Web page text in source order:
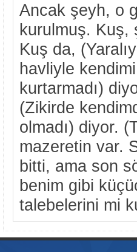
Ancak şeyh, o
kurulmuş. Kuş,
Kuş da,
havliyle
kurtarmadı)
(Zikirde
olmadı) diyor.
mazeretin var.
bitti, ama son
benim gibi
talebelerini mi